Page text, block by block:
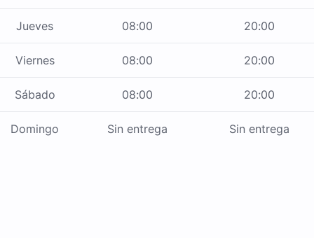
Jueves 08:00 20:00
Viernes 08:00 20:00
Sábado 08:00 20:00
Domingo Sin entrega Sin entrega